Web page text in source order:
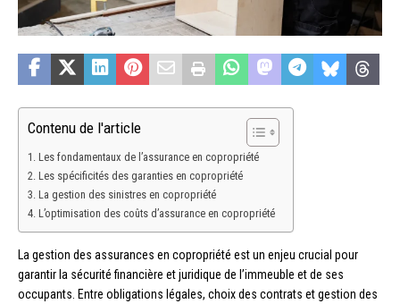
Contenu de l'article
Les fondamentaux de l’assurance en copropriété
Les spécificités des garanties en copropriété
La gestion des sinistres en copropriété
L’optimisation des coûts d’assurance en copropriété
La gestion des assurances en copropriété est un enjeu crucial pour
garantir la sécurité financière et juridique de l’immeuble et de ses
occupants. Entre obligations légales, choix des contrats et gestion des